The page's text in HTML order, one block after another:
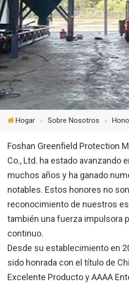
Hogar Sobre Nosotros
Foshan Greenfield Protection
Co., Ltd. ha estado avanzando
muchos años y ha ganado
notables. Estos honores no
reconocimiento de nuestros
también una fuerza impulsora
continuo.
Desde su establecimiento en
sido honrada con el título de
Excelente Producto y AAAA